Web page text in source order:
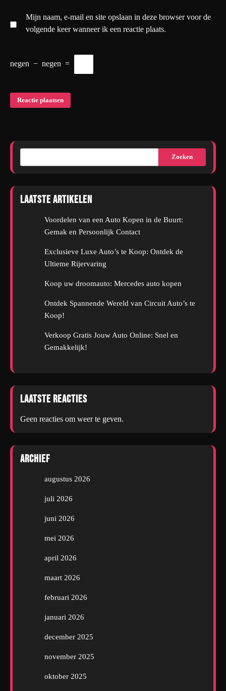
Mijn naam, e-mail en site opslaan in deze browser voor de
volgende keer wanneer ik een reactie plaats.
negen − negen =
Zoeken
Laatste artikelen
Voordelen van een Auto Kopen in de Buurt:
Gemak en Persoonlijk Contact
Exclusieve Luxe Auto’s te Koop: Ontdek de
Ultieme Rijervaring
Koop uw droomauto: Mercedes auto kopen
Ontdek Spannende Wereld van Circuit Auto’s te
Koop!
Verkoop Gratis Jouw Auto Online: Snel en
Gemakkelijk!
Laatste reacties
Geen reacties om weer te geven.
Archief
augustus 2026
juli 2026
juni 2026
mei 2026
april 2026
maart 2026
februari 2026
januari 2026
december 2025
november 2025
oktober 2025